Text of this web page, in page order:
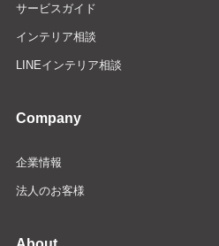
サービスガイド
インテリア相談
LINEインテリア相談
Company
企業情報
法人のお客様